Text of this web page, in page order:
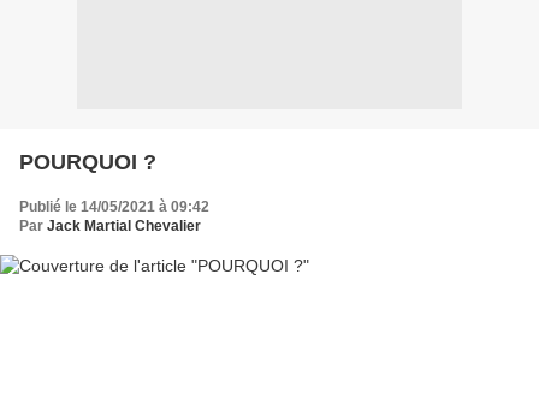
POURQUOI ?
Publié le 14/05/2021 à 09:42
Par Jack Martial Chevalier